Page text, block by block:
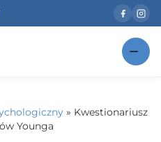
» Kwestionariusz
Younga